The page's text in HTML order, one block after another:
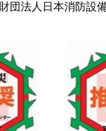
団法人日本消防設